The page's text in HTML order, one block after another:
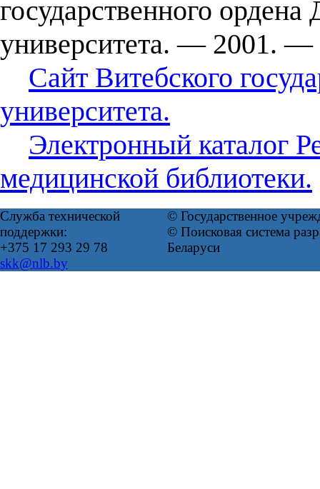
государственного
университета. — 2001.
Сайт Витебского
университета.
Электронный каталог
медицинской библиотеки.
Служба технической
поддержки:
+375 17 293 29 78
skk@nlb.by
© Государственное
© Поисковая система
Беларуси